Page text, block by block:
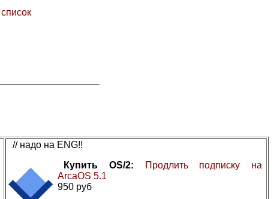
список
// надо на ENG!!
Купить OS/2:
Продлить подписку на
ArcaOS 5.1
950 руб